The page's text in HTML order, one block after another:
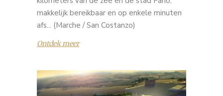
makkelijk bereikbaar en op enkele minuten
afs... (Marche / San Costanzo)
Ontdek meer